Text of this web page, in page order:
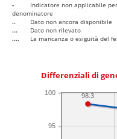
-
Indicatore non applicabile
denominatore
..
Dato non ancora disponibile
...
Dato non rilevato
....
La mancanza o esiguità del
Differenziali di
95
100 98.3